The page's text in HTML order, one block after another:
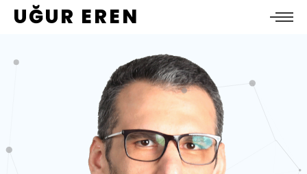
UĞUR EREN